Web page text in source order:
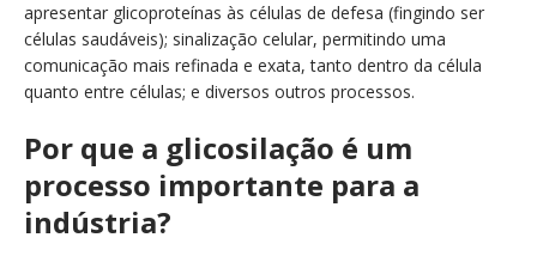
apresentar glicoproteínas às células de defesa (fingindo ser
células saudáveis); sinalização celular, permitindo uma
comunicação mais refinada e exata, tanto dentro da célula
quanto entre células; e diversos outros processos.
Por que a glicosilação é um
processo importante para a
indústria?